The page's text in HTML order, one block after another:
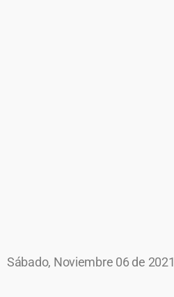
Sábado, Noviembre 06 de 2021